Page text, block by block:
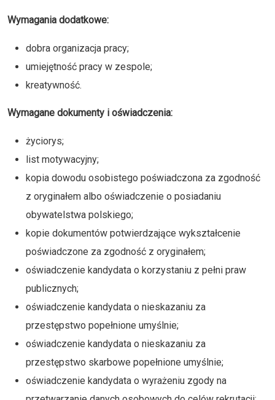
Wymagania dodatkowe:
dobra organizacja pracy;
umiejętność pracy w zespole;
kreatywność.
Wymagane dokumenty i oświadczenia:
życiorys;
list motywacyjny;
kopia dowodu osobistego poświadczona za zgodność
z oryginałem albo oświadczenie o posiadaniu
obywatelstwa polskiego;
kopie dokumentów potwierdzające wykształcenie
poświadczone za zgodność z oryginałem;
oświadczenie kandydata o korzystaniu z pełni praw
publicznych;
oświadczenie kandydata o nieskazaniu za
przestępstwo popełnione umyślnie;
oświadczenie kandydata o nieskazaniu za
przestępstwo skarbowe popełnione umyślnie;
oświadczenie kandydata o wyrażeniu zgody na